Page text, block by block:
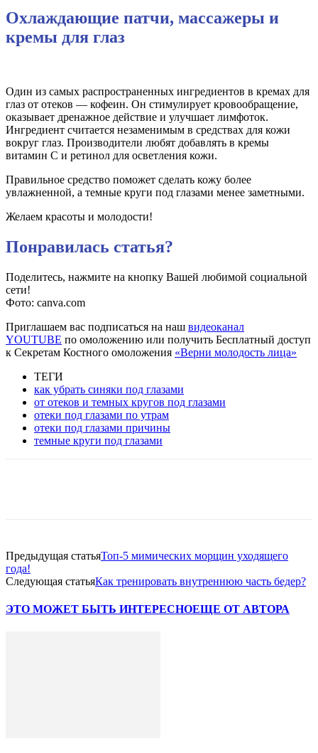
Охлаждающие патчи, массажеры и
кремы для глаз
Один из самых распространенных ингредиентов в кремах для
глаз от отеков — кофеин. Он стимулирует кровообращение,
оказывает дренажное действие и улучшает лимфоток.
Ингредиент считается незаменимым в средствах для кожи
вокруг глаз. Производители любят добавлять в кремы
витамин C и ретинол для осветления кожи.
Правильное средство поможет сделать кожу более
увлажненной, а темные круги под глазами менее заметными.
Желаем красоты и молодости!
Понравилась статья?
Поделитесь, нажмите на кнопку Вашей любимой социальной
сети!
Фото: canva.com
Приглашаем вас подписаться на наш видеоканал
YOUTUBE по омоложению или получить Бесплатный доступ
к Секретам Костного омоложения «Верни молодость лица»
ТЕГИ
как убрать синяки под глазами
от отеков и темных кругов под глазами
отеки под глазами по утрам
отеки под глазами причины
темные круги под глазами
Предыдущая статьяТоп-5 мимических морщин уходящего
года!
Следующая статьяКак тренировать внутреннюю часть бедер?
ЭТО МОЖЕТ БЫТЬ ИНТЕРЕСНОЕЩЕ ОТ АВТОРА